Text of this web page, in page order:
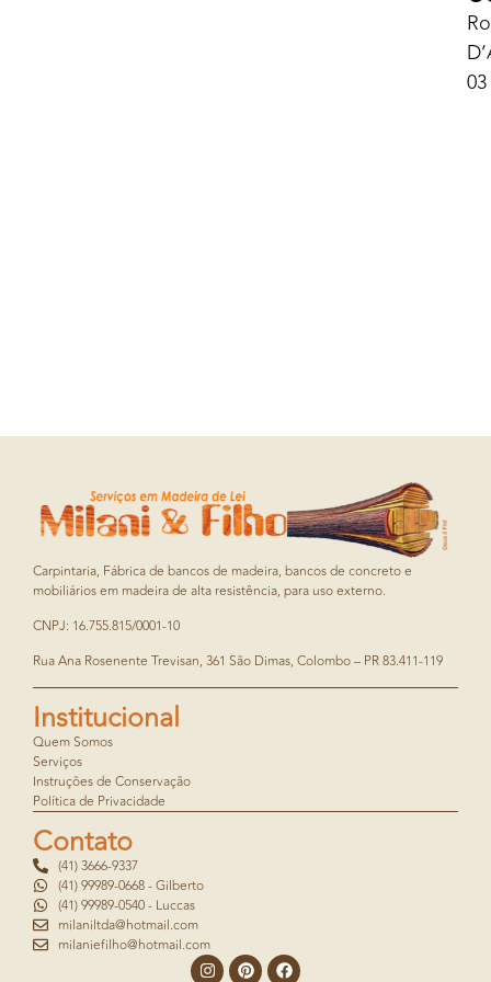
03
Carpintaria, Fábrica de bancos de madeira, bancos de concreto e
mobiliários em madeira de alta resistência, para uso externo.
CNPJ: 16.755.815/0001-10
Rua Ana Rosenente Trevisan, 361 São Dimas, Colombo – PR 83.411-119
Institucional
Quem Somos
Serviços
Instruções de Conservação
Política de Privacidade
Contato
(41) 3666-9337
(41) 99989-0668 - Gilberto
(41) 99989-0540 - Luccas
milaniltda@hotmail.com
milaniefilho@hotmail.com